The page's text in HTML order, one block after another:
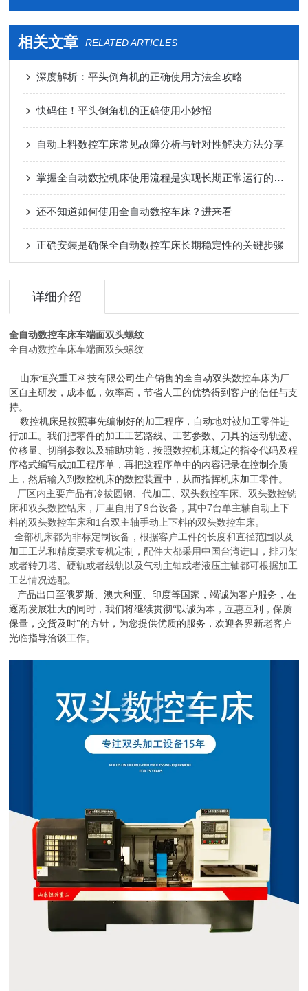
相关文章 RELATED ARTICLES
深度解析：平头倒角机的正确使用方法全攻略
快码住！平头倒角机的正确使用小妙招
自动上料数控车床常见故障分析与针对性解决方法分享
掌握全自动数控机床使用流程是实现长期正常运行的根本保障
还不知道如何使用全自动数控车床？进来看
正确安装是确保全自动数控车床长期稳定性的关键步骤
详细介绍
全自动数控车床车端面双头螺纹
全自动数控车床车端面双头螺纹
山东恒兴重工科技有限公司生产销售的全自动双头数控车床为厂
区自主研发，成本低，效率高，节省人工的优势得到客户的信任与支
持。
数控机床是按照事先编制好的加工程序，自动地对被加工零件进
行加工。我们把零件的加工工艺路线、工艺参数、刀具的运动轨迹、
位移量、切削参数以及辅助功能，按照数控机床规定的指令代码及程
序格式编写成加工程序单，再把这程序单中的内容记录在控制介质
上，然后输入到数控机床的数控装置中，从而指挥机床加工零件。
厂区内主要产品有冷拔圆钢、代加工、双头数控车床、双头数控铣
床和双头数控钻床，厂里自用了9台设备，其中7台单主轴自动上下
料的双头数控车床和1 台双主轴手动上下料的双头数控车床。
全部机床都为非标定制设备，根据客户工件的长度和直径范围以及
加工工艺和精度要求专机定制，配件大都采用中国台湾进口，排刀架
或者转刀塔、硬轨或者线轨以及气动主轴或者液压主轴都可根据加工
工艺情况选配。
产品出口至俄罗斯、澳大利亚、印度等国家，竭诚为客户服务，在
逐渐发展壮大的同时，我们将继续贯彻“以诚为本，互惠互利，保质
保量，交货及时"的方针，为您提供优质的服务，欢迎各界新老客户
光临指导洽谈工作。